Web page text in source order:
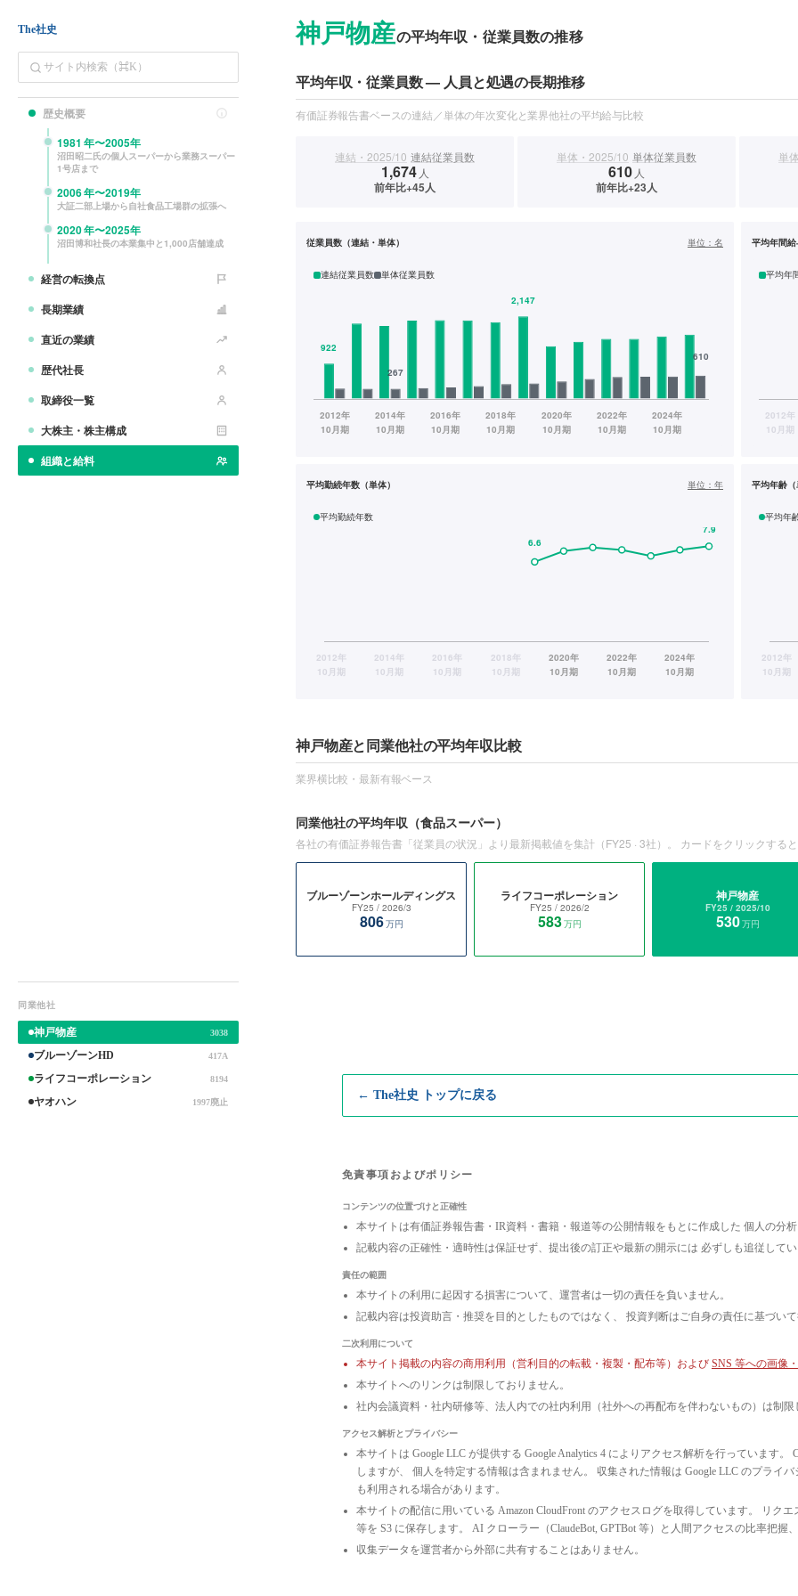
The社史
歴史概要
1981 年〜2005年
沼田昭二氏の個人スーパーから業務スーパー
1号店まで
2006年〜2019年
大証二部上場から自社食品工場群の拡張へ
2020年〜2025年
沼田博和社長の本業集中と1,000店舗達成
経営の転換点
長期業績
直近の業績
歴代社長
取締役一覧
大株主・株主構成
組織と給料
同業他社
神戸物産 3038
ブルーゾーンHD 417A
ライフコーポレーション 8194
ヤオハン 1997廃止
神戸物産の平均年収・従業員数の推移
平均年収・従業員数 — 人員と処遇の長期推移
有価証券報告書ベースの連結／単体の年次変化と業界他社の平均給与比較
連結・2025/10 連結従業員数
1,674 人
前年比+45人
単体・2025/10 単体従業員数
610 人
前年比+23人
単
従業員数（連結・単体） 単位： 名
連結従業員数 単体従業員数
平均年間給
平均年
平均勤続年数（単体） 単位： 年
平均勤続年数
平均年齢（
平均年
神戸物産と同業他社の平均年収比較
業界横比較・最新有報ベース
同業他社の平均年収 （食品スーパー）
各社の有価証券報告書「従業員の状況」より最新掲載値を集計（FY25 · 3社）。 カードをクリックする
ブルーゾーンホールディングス
FY25 / 2026/3
806万円
ライフコーポレーション
FY25 / 2026/2
583万円
神戸物産
FY25 / 2025/10
530万円
← The社史 トップに戻る
免責事項およびポリシー
コンテンツの位置づけと正確性
本サイトは有価証券報告書・IR資料・書籍・報道等の公開情報をもとに作成した 個人の分
記載内容の正確性・適時性は保証せず、提出後の訂正や最新の開示には 必ずしも追従して
責任の範囲
本サイトの利用に起因する損害について、運営者は一切の責任を負いません。
記載内容は投資助言・推奨を目的としたものではなく、 投資判断はご自身の責任に基づいて
二次利用について
本サイト掲載の内容の商用利用（営利目的の転載・複製・配布等）および SNS 等への画像
本サイトへのリンクは制限しておりません。
社内会議資料・社内研修等、法人内での社内利用（社外への再配布を伴わないもの）は制限
アクセス解析とプライバシー
本サイトは Google LLC が提供する Google Analytics 4 によりアクセス解析を行っています
しますが、 個人を特定する情報は含まれません。 収集された情報は Google LLC のプライ
も利用される場合があります。
本サイトの配信に用いている Amazon CloudFront のアクセスログを取得しています。 リク
等を S3 に保存します。 AI クローラー（ClaudeBot, GPTBot 等）と人間アクセスの比率把握
収集データを運営者から外部に共有することはありません。